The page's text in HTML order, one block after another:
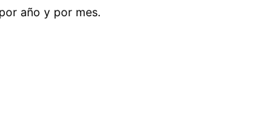
año y por mes.